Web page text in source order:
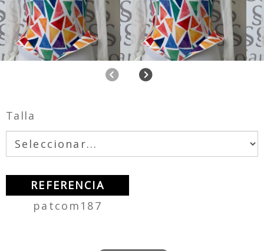
AnteriorSiguiente
Talla
REFERENCIA
patcom187